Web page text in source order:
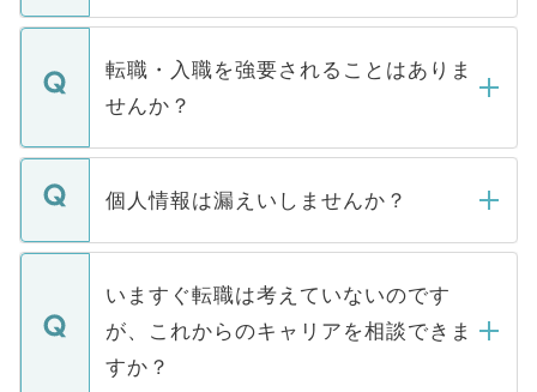
ます。通常、5営業日以内にはご連絡をせて
いただきますので、しばらくお待ちくださ
い。
マイナビDOCTORで取り扱っている求人の
うち約3割は、Webサイトからご覧いただ
けない「非公開求人」です。非公開求人は
下記の理由によって、一般には公開してい
ません。
■応募殺到を避けるため 人気のある医療機
関を公にしてしまうと、応募が殺到する場
に、医療機関が求める条件に合った人材の
みを人材紹介会社に依頼するケースが増え
ています。
転職・入職を強要されることはありま
せんか？
転職・入職を強要することは一切ありませ
ん。また、仮に応募先から内定をいただい
定を承諾する必要はありません。内定先へ
の辞退の連絡はキャリアパートナーが行い
ますので、ご安心ください。
個人情報は漏えいしませんか？
個人情報が漏えいすることはありませんの
で、ご安心ください。当サイトからの登録
などで収集したご登録者様の個人情報は、
ご本人のキャリアアップおよび転職活動の
支援を目的に使用いたします。お預かりし
いますぐ転職は考えていないのです
が、これからのキャリアを相談できま
すか？